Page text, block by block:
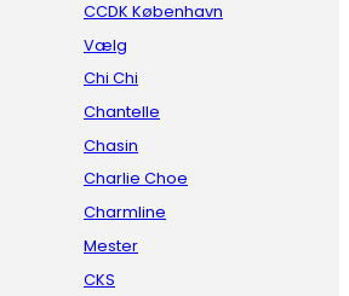
CCDK København
Vælg
Chi Chi
Chantelle
Chasin
Charlie Choe
Charmline
Mester
CKS